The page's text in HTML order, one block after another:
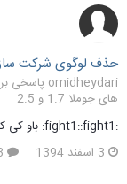
حذف لوگوی شرکت
omidheydari پاسخی برای omidheydari در یک موضوع ارسال کرد در
های جوملا 1.7 و 2.5
:fight1::fight1: باو کی کپی رایت و کار داره من لینک فوتر لوگو رو میگم
3 اسفند 1394